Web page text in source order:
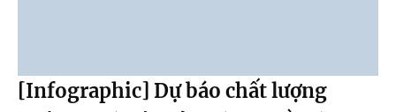
[Infographic] Dự báo chất lượng